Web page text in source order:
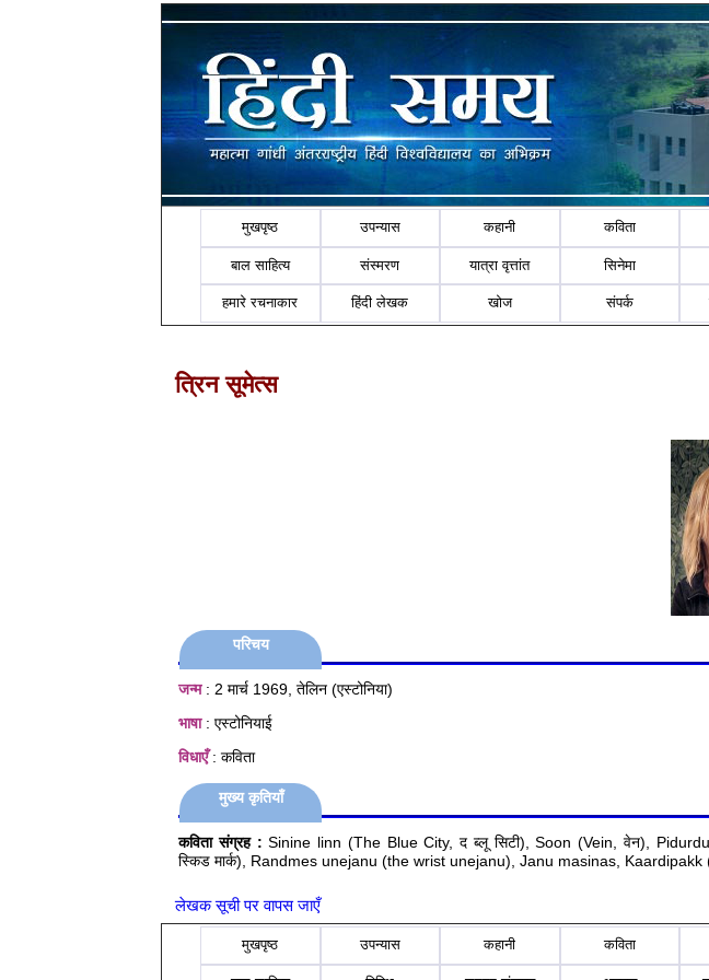
मुखपृष्ठ उपन्यास कहानी कविता
बाल साहित्य संस्मरण यात्रा वृत्तांत सिनेमा
हमारे रचनाकार हिंदी लेखक खोज संपर्क
त्रिन सूमेत्स
परिचय
जन्म: 2 मार्च 1969, तेलिन (एस्टोनिया)
भाषा: एस्टोनियाई
विधाएँ: कविता
मुख्य कृतियाँ
कविता संग्रह :Sinine linn (The Blue City, द ब्लू सिटी), Soon (Vein, वेन),
स्किड मार्क), Randmes unejanu (the wrist unejanu), Janu masinas,
लेखक सूची पर वापस जाएँ
मुखपृष्ठ उपन्यास कहानी कविता